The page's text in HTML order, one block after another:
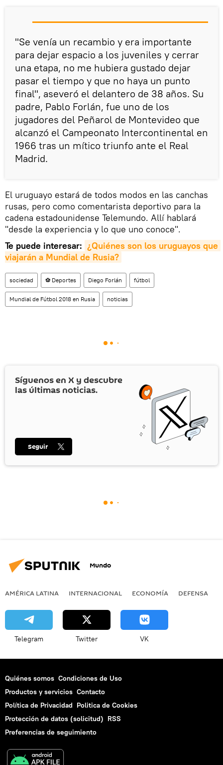
"Se venía un recambio y era importante
para dejar espacio a los juveniles y cerrar
una etapa, no me hubiera gustado dejar
pasar el tiempo y que no haya un punto
final", aseveró el delantero de 38 años. Su
padre, Pablo Forlán, fue uno de los
jugadores del Peñarol de Montevideo que
alcanzó el Campeonato Intercontinental en
1966 tras un mítico triunfo ante el Real
Madrid.
El uruguayo estará de todos modos en las canchas
rusas, pero como comentarista deportivo para la
cadena estadounidense Telemundo. Allí hablará
"desde la experiencia y lo que uno conoce".
Te puede interesar: ¿Quiénes son los uruguayos que
viajarán a Mundial de Rusia?
sociedad ⚽ Deportes Diego Forlán fútbol
Mundial de Fútbol 2018 en Rusia noticias
Síguenos en X y descubre
las últimas noticias.
Seguir
Mundo
AMÉRICA LATINA INTERNACIONAL ECONOMÍA DEFENSA
Telegram Twitter VK
Quiénes somos Condiciones de Uso
Productos y servicios Contacto
Política de Privacidad Politica de Cookies
Protección de datos (solicitud) RSS
Preferencias de seguimiento